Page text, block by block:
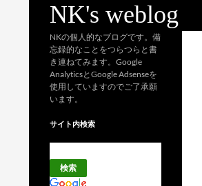
NK's weblog
NKの個人的なブログです。備
忘録的なことをつらつらと書
き連ねてみます。Google
AnalyticsとGoogle Adsenseを
使用していますのでご了承願
います。
サイト内検索